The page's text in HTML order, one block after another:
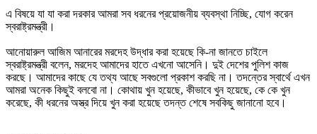
এ বিষয়ে যা যা করা দরকার আমরা সব ধরনের প্রয়োজনীয় ব্যবস্থা নিচ্ছি, যোগ করেন
স্বরাষ্ট্রমন্ত্রী।
আনোয়ারুল আজিম আনারের মরদেহ উদ্ধার করা হয়েছে কি-না জানতে চাইলে
স্বরাষ্ট্রমন্ত্রী বলেন, মরদেহ আমাদের হাতে এখনো আসেনি। দুই দেশের পুলিশ কাজ
করছে। আমাদের কাছে যে তথ্য আছে সবগুলো প্রকাশ করছি না। তদন্তের স্বার্থে এখন
আমরা অনেক কিছুই বলবো না। কোথায় খুন হয়েছে, কীভাবে খুন হয়েছে, কে কে খুন
করেছে, কী ধরনের অস্ত্র দিয়ে খুন করা হয়েছে তদন্ত শেষে সবকিছু জানানো হবে।